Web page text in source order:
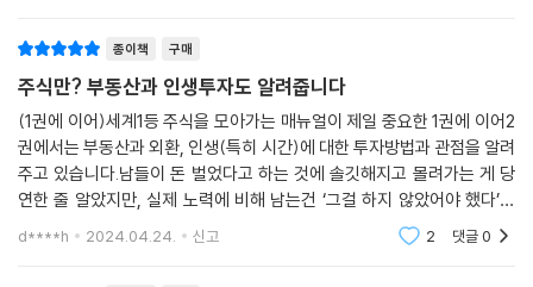
종이책 구매
주식만? 부동산과 인생투자도 알려줍니다
(1권에 이어)세계1등 주식을 모아가는 매뉴얼이 제일 중요한 1권에 이어2
권에서는 부동산과 외환, 인생(특히 시간)에 대한 투자방법과 관점을 알려
주고 있습니다.남들이 돈 벌었다고 하는 것에 솔깃해지고 몰려가는 게 당
연한 줄 알았지만, 실제 노력에 비해 남는건 ‘그걸 하지 않았어야 했다’는
경우가 많았습니다.노후를 위해서 왜 주식과 부동산, 외환에 투자를 해야
d****h 2024.04.24. 신고 2 댓글0